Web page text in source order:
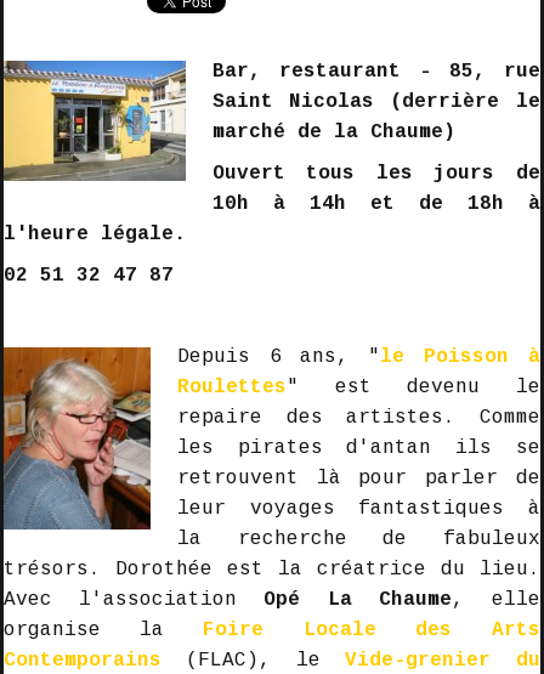
Bar, restaurant -
85, rue
Saint Nicolas (derrière le
marché de la Chaume)
Ouvert tous les jours de
10h à 14h et de 18h à
l'heure légale.
02 51 32 47 87
Depuis 6 ans, "le Poisson à
Roulettes" est devenu le
repaire des artistes. Comme
les pirates d'antan ils se
retrouvent là pour parler de
leur voyages fantastiques à
la recherche de fabuleux
trésors. Dorothée est la créatrice du lieu.
Avec l'association Opé La Chaume, elle
organise la Foire Locale des Arts
Contemporains (FLAC), leVide-grenier du